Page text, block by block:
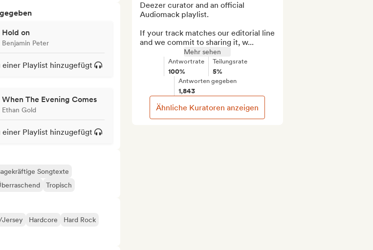
Hold on
Benjamin Peter
einer Playlist hinzugefügt
When The Evening Comes
Ethan Gold
einer Playlist hinzugefügt
Songtexte
Tropisch
Jersey Hardcore
Hard Rock
Deezer curator and an official
Audiomack playlist.
If your track matches our editorial line
and we commit to sharing it, w...
Mehr sehen
Antwortrate
100%
Teilungsrate
5%
Antworten gegeben
1,843
Ähnliche Kuratoren anzeigen